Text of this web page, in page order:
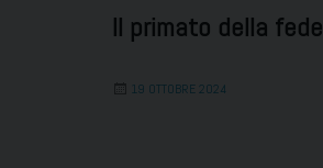
Il primato della fede
19 OTTOBRE 2024